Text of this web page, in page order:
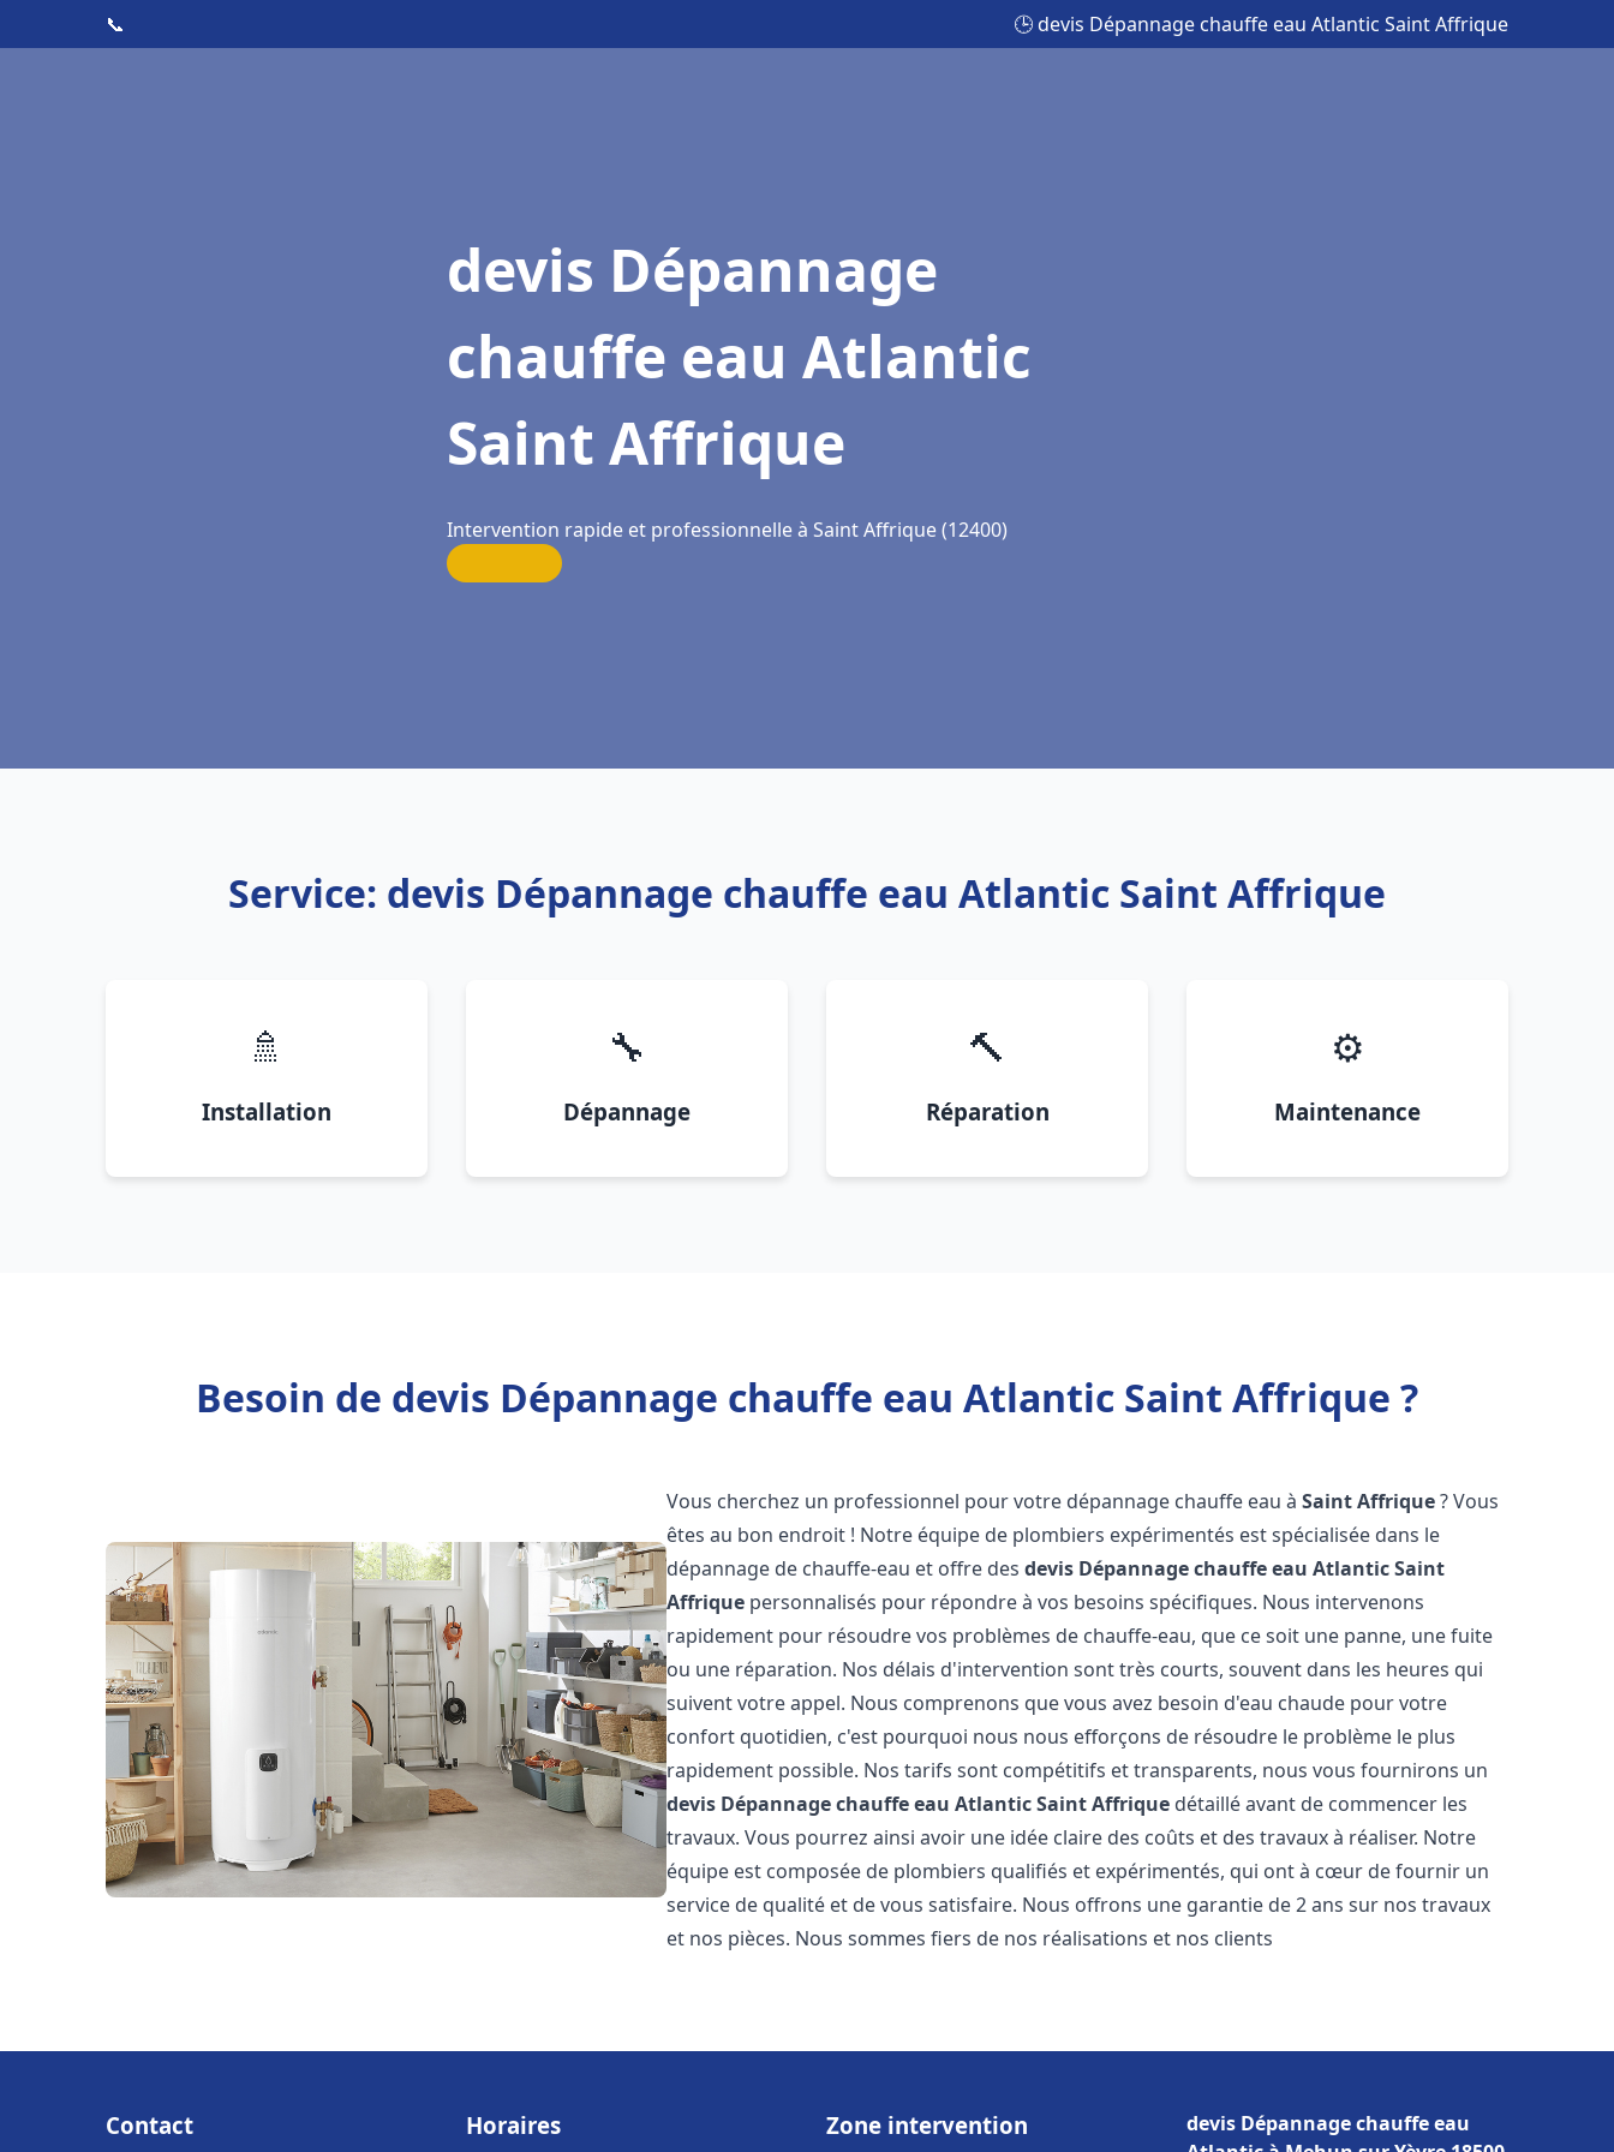
📞 🕒 devis Dépannage chauffe eau Atlantic Saint Affrique
devis Dépannage
chauffe eau Atlantic
Saint Affrique
Intervention rapide et professionnelle à Saint Affrique (12400)
Service: devis Dépannage chauffe eau Atlantic Saint Affrique
🚿
Installation
🔧
Dépannage
🔨
Réparation
⚙️
Maintenance
Besoin de devis Dépannage chauffe eau Atlantic Saint Affrique ?
Vous cherchez un professionnel pour votre dépannage chauffe eau àSaint Affrique? Vous
êtes au bon endroit ! Notre équipe de plombiers expérimentés est spécialisée dans le
dépannage de chauffe-eau et offre desdevis Dépannage chauffe eau AtlanticSaint
Affrique personnalisés pour répondre à vos besoins spécifiques. Nous intervenons
rapidement pour résoudre vos problèmes de chauffe-eau, que ce soit une panne, une fuite
ou une réparation. Nos délais d'intervention sont très courts, souvent dans les heures qui
suivent votre appel. Nous comprenons que vous avez besoin d'eau chaude pour votre
confort quotidien, c'est pourquoi nous nous efforçons de résoudre le problème le plus
rapidement possible. Nos tarifs sont compétitifs et transparents, nous vous fournirons un
devis Dépannage chauffe eau AtlanticSaint Affrique détaillé avant de commencer les
travaux. Vous pourrez ainsi avoir une idée claire des coûts et des travaux à réaliser. Notre
équipe est composée de plombiers qualifiés et expérimentés, qui ont à cœur de fournir un
service de qualité et de vous satisfaire. Nous offrons une garantie de 2 ans sur nos travaux
et nos pièces. Nous sommes fiers de nos réalisations et nos clients
Contact Horaires Zone intervention
devis Dépannage chauffe eau